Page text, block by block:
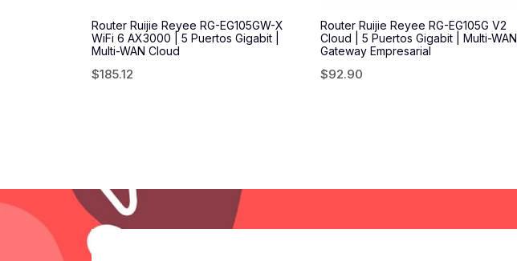
Router Ruijie Reyee RG-EG105GW-X
WiFi 6 AX3000 | 5 Puertos Gigabit |
Multi-WAN Cloud
$185.12
Router Ruijie Reyee RG-EG105G V2
Cloud | 5 Puertos Gigabit | Multi-WAN
Gateway Empresarial
$92.90